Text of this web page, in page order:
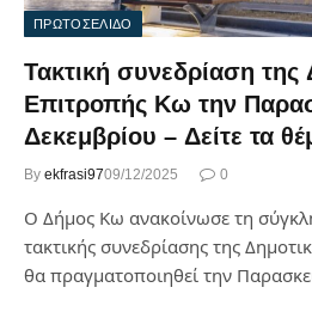
ΠΡΩΤΟΣΕΛΙΔΟ
Τακτική συνεδρίαση της
Επιτροπής Κω την
Δεκεμβρίου – Δείτε τα
By ekfrasi9709/12/2025 0
Ο Δήμος Κω ανακοίνωσε τη
τακτικής συνεδρίασης της
θα πραγματοποιηθεί την